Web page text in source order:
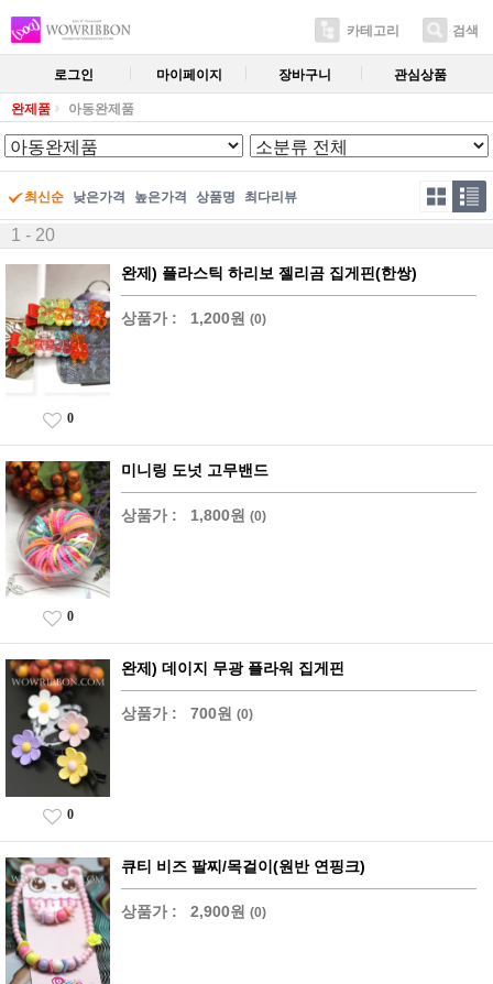
카테고리 검색
로그인 마이페이지 장바구니 관심상품
완제품 아동완제품
최신순 낮은가격 높은가격 상품명 최다리뷰
1 - 20
완제) 플라스틱 하리보 젤리곰 집게핀(한쌍)
상품가 : 1,200원 (0)
0
미니링 도넛 고무밴드
상품가 : 1,800원 (0)
0
완제) 데이지 무광 플라워 집게핀
상품가 : 700원 (0)
0
큐티 비즈 팔찌/목걸이(원반 연핑크)
상품가 : 2,900원 (0)